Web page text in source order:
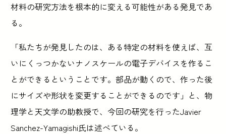
材料の研究方法を根本的に変える可能性がある発見であ
る。
「私たちが発見したのは、ある特定の材料を使えば、互
いにくっつかないナノスケールの電子デバイスを作るこ
とができるということです。部品が動くので、作った後
にサイズや形状を変更することができるのです」と、物
理学と天文学の助教授で、今回の研究を行ったJavier
Sanchez-Yamagishi氏は述べている。